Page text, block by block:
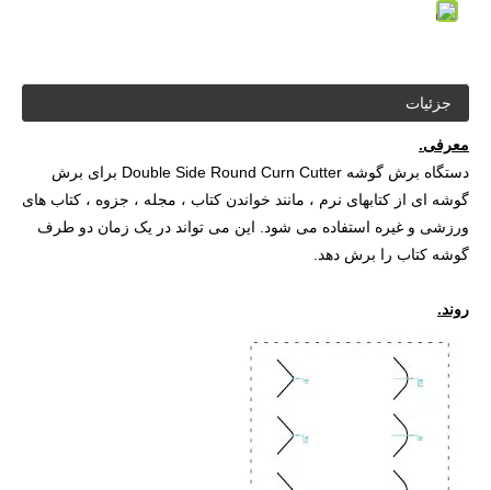
جزئیات
معرفی.
دستگاه برش گوشه Double Side Round Curn Cutter برای برش
گوشه ای از کتابهای نرم ، مانند خواندن کتاب ، مجله ، جزوه ، کتاب های
ورزشی و غیره استفاده می شود. این می تواند در یک زمان دو طرف
گوشه کتاب را برش دهد.
روند.